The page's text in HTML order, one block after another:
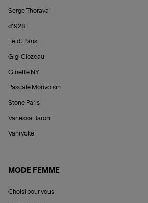
Serge Thoraval
d1928
Feidt Paris
Gigi Clozeau
Ginette NY
Pascale Monvoisin
Stone Paris
Vanessa Baroni
Vanrycke
MODE FEMME
Choisi pour vous